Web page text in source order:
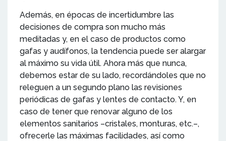
Además, en épocas de incertidumbre las
decisiones de compra son mucho más
meditadas y, en el caso de productos como
gafas y audífonos, la tendencia puede ser alargar
al máximo su vida útil. Ahora más que nunca,
debemos estar de su lado, recordándoles que no
releguen a un segundo plano las revisiones
periódicas de gafas y lentes de contacto. Y, en
caso de tener que renovar alguno de los
elementos sanitarios –cristales, monturas, etc.–,
ofrecerle las máximas facilidades, así como